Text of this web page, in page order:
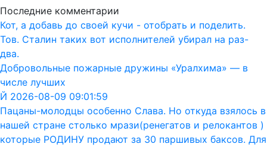
Последние комментарии
Кот, а добавь до своей кучи - отобрать и поделить.
Тов. Сталин таких вот исполнителей убирал на раз-
два.
Добровольные пожарные дружины «Уралхима» — в
числе лучших
Й 2026-08-09 09:01:59
Пацаны-молодцы особенно Слава. Но откуда взялось в
нашей стране столько мрази(ренегатов и релокантов )
которые РОДИНУ продают за 30 паршивых баксов. Для